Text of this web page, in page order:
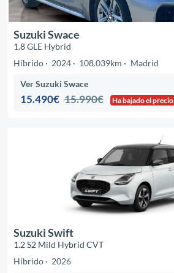
Suzuki Swace
1.8 GLE Hybrid
Híbrido
2024 108.039km Madrid
Ver Suzuki Swace
15.490€ 15.990€ Ha bajado el precio
Suzuki Swift
1.2 S2 Mild Hybrid CVT
Híbrido
2026